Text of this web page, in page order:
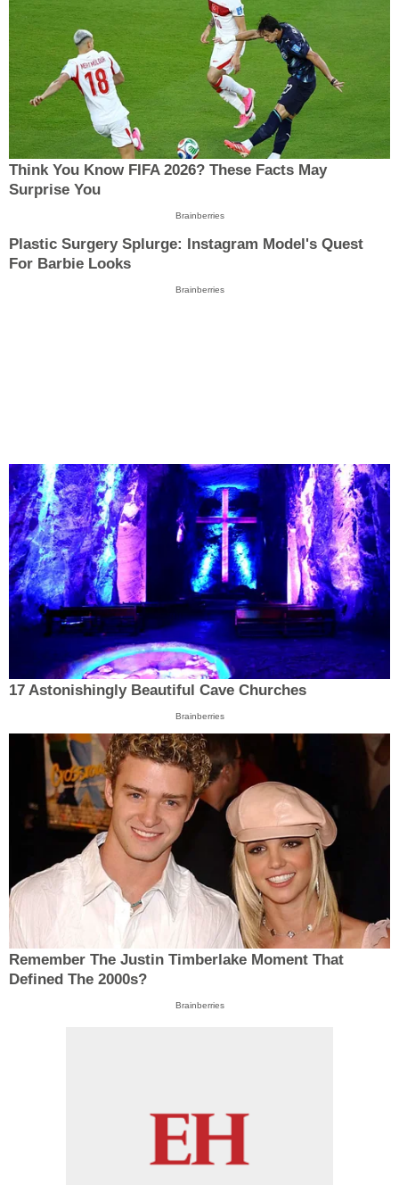
Think You Know FIFA 2026? These Facts May
Surprise You
Brainberries
Plastic Surgery Splurge: Instagram Model's Quest
For Barbie Looks
Brainberries
17 Astonishingly Beautiful Cave Churches
Brainberries
Remember The Justin Timberlake Moment That
Defined The 2000s?
Brainberries